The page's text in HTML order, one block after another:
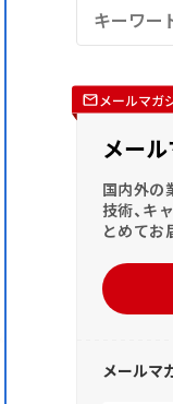
メールマガ
メー
国内外の
技術、キ
とめてお
メールマ